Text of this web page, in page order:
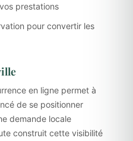
prestations
pour convertir les
en ligne permet à
de se positionner
demande locale
construit cette visibilité